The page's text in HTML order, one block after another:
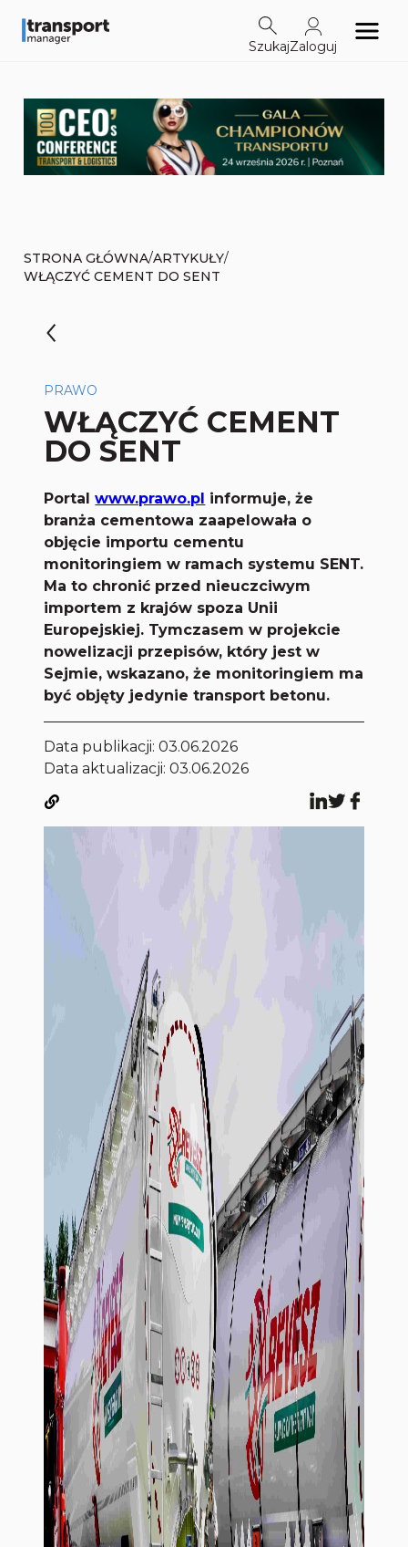
SzukajZaloguj
STRONA GŁÓWNA/ARTYKUŁY/
WŁĄCZYĆ CEMENT DO SENT
PRAWO
WŁĄCZYĆ CEMENT
DO SENT
Portalwww.prawo.pl informuje, że
branża cementowa zaapelowała o
objęcie importu cementu
monitoringiem w ramach systemu SENT.
Ma to chronić przed nieuczciwym
importem z krajów spoza Unii
Europejskiej. Tymczasem w projekcie
nowelizacji przepisów, który jest w
Sejmie, wskazano, że monitoringiem ma
być objęty jedynie transport betonu.
Data publikacji:03.06.2026
Data aktualizacji: 03.06.2026